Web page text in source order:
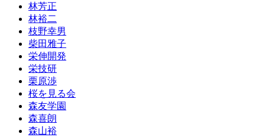
林芳正
林裕二
枝野幸男
柴田雅子
栄伸開発
栄技研
栗原渉
桜を見る会
森友学園
森喜朗
森山裕